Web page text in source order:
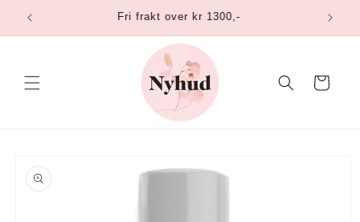
videre til
Fri frakt over kr 1300,-
Handlekurv